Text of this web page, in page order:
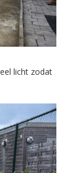
licht zodat